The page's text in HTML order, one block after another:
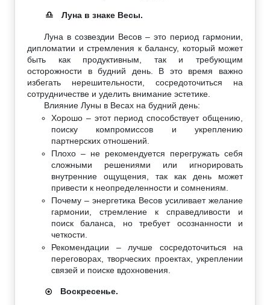
♎ Луна в знаке Весы.
Луна в созвездии Весов – это период гармонии,
дипломатии и стремления к балансу, который может
быть как продуктивным, так и требующим
осторожности в будний день. В это время важно
избегать нерешительности, сосредоточиться на
сотрудничестве и уделить внимание эстетике.
Влияние Луны в Весах на будний день:
Хорошо – этот период способствует общению,
поиску компромиссов и укреплению
партнерских отношений.
Плохо – не рекомендуется перегружать себя
сложными решениями или игнорировать
внутренние ощущения, так как день может
привести к неопределенности и сомнениям.
Почему – энергетика Весов усиливает желание
гармонии, стремление к справедливости и
поиск баланса, но требует осознанности и
четкости.
Рекомендации – лучше сосредоточиться на
переговорах, творческих проектах, укреплении
связей и поиске вдохновения.
☉ Воскресенье.